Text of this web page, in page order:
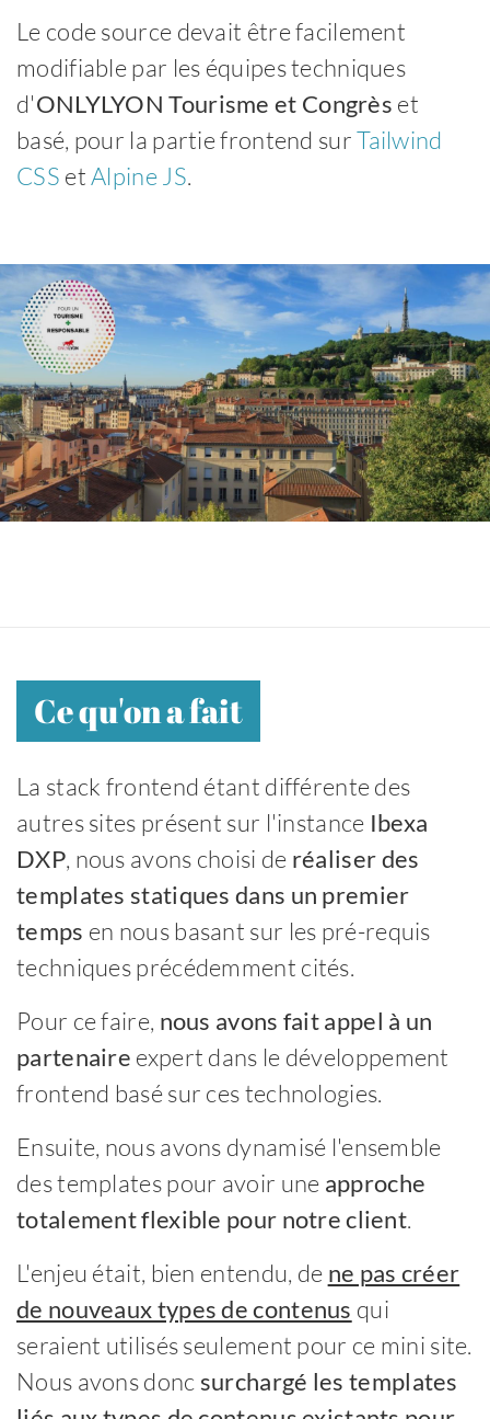
Le code source devait être facilement
modifiable par les équipes techniques
d'ONLYLYON Tourisme et Congrès et
basé, pour la partie frontend surTailwind
CSS etAlpine JS.
Ce qu'on a fait
La stack frontend étant différente des
autres sites présent sur l'instance Ibexa
DXP, nous avons choisi de réaliser des
templates statiques dans un premier
temps en nous basant sur les pré-requis
techniques précédemment cités.
Pour ce faire, nous avons fait appel à un
partenaire expert dans le développement
frontend basé sur ces technologies.
Ensuite, nous avons dynamisé l'ensemble
des templates pour avoir une approche
totalement flexible pour notre client.
L'enjeu était, bien entendu, de ne pas créer
de nouveaux types de contenus qui
seraient utilisés seulement pour ce mini site.
Nous avons doncsurchargé les templates